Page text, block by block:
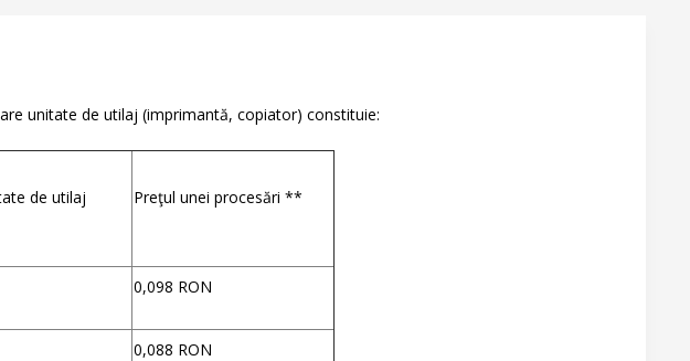
unitate de utilaj (imprimantă, copiator) constituie:
de utilaj Preţul unei procesări **
0,098 RON
0,088 RON